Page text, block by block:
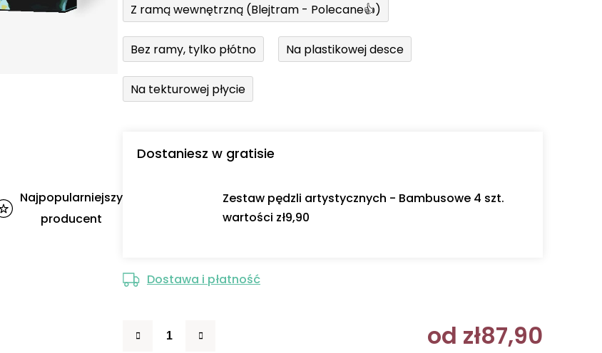
Z ramą wewnętrzną (Blejtram - Polecane👍)
Bez ramy, tylko płótno Na plastikowej desce
Na tekturowej płycie
Dostaniesz w gratisie
Zestaw pędzli artystycznych - Bambusowe 4 szt.
wartości zł9,90
Dostawa i płatność
od zł87,90
Najpopularniejszy
producent